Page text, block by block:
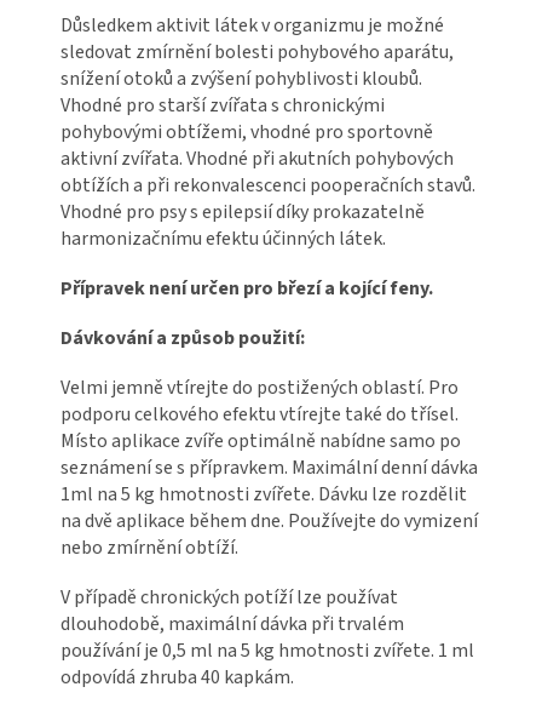
Důsledkem aktivit látek v organizmu je možné
sledovat zmírnění bolesti pohybového aparátu,
snížení otoků a zvýšení pohyblivosti kloubů.
Vhodné pro starší zvířata s chronickými
pohybovými obtížemi, vhodné pro sportovně
aktivní zvířata. Vhodné při akutních pohybových
obtížích a při rekonvalescenci pooperačních stavů.
Vhodné pro psy s epilepsií díky prokazatelně
harmonizačnímu efektu účinných látek.
Přípravek není určen pro březí a kojící feny.
Dávkování a způsob použití:
Velmi jemně vtírejte do postižených oblastí. Pro
podporu celkového efektu vtírejte také do třísel.
Místo aplikace zvíře optimálně nabídne samo po
seznámení se s přípravkem. Maximální denní dávka
1ml na 5 kg hmotnosti zvířete. Dávku lze rozdělit
na dvě aplikace během dne. Používejte do vymizení
nebo zmírnění obtíží.
V případě chronických potíží lze používat
dlouhodobě, maximální dávka při trvalém
používání je 0,5 ml na 5 kg hmotnosti zvířete. 1 ml
odpovídá zhruba 40 kapkám.